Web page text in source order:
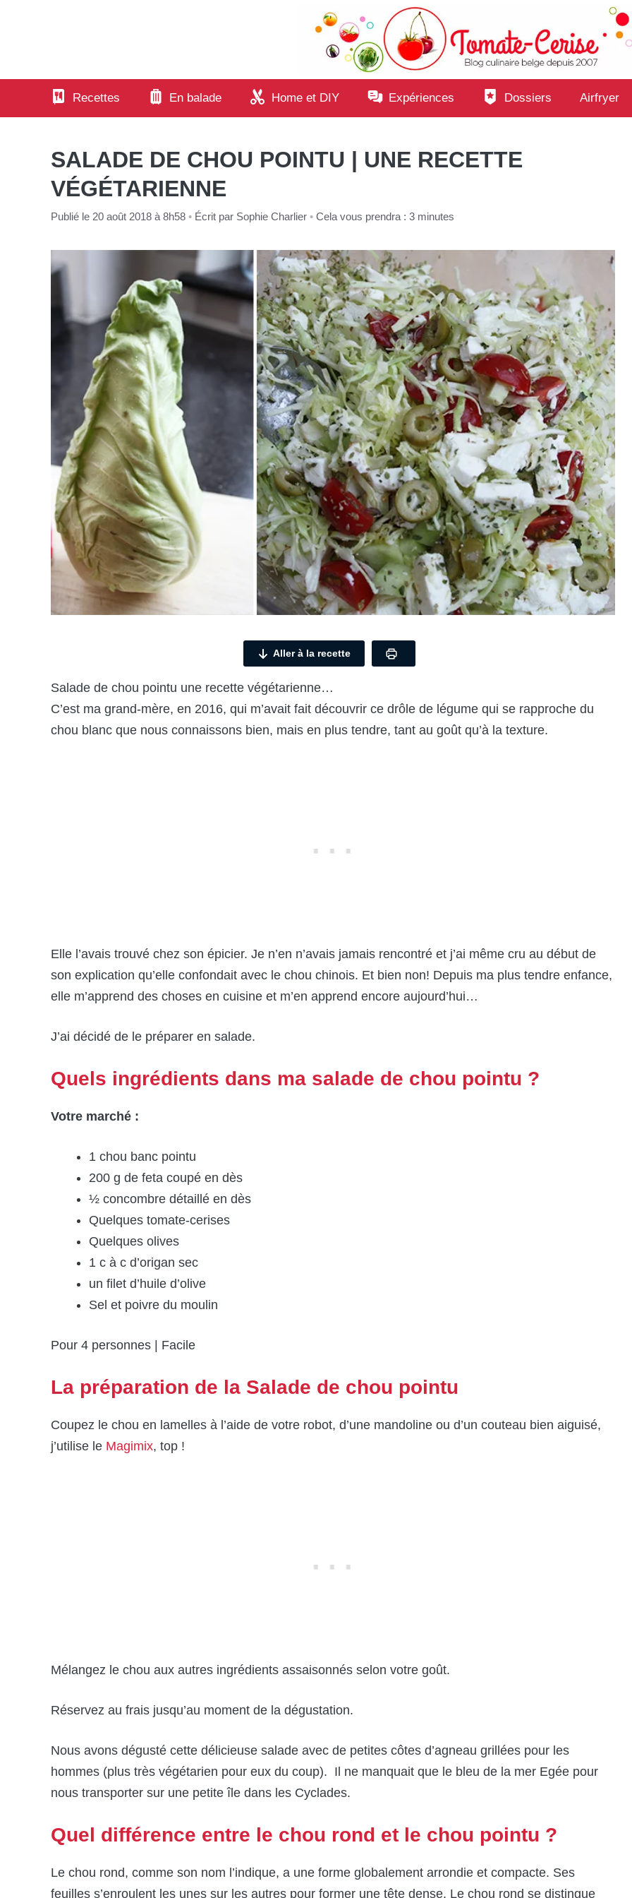
Recettes En balade Home et DIY Expériences Dossiers Airfryer
SALADE DE CHOU POINTU | UNE RECETTE
VÉGÉTARIENNE
Publié le 20 août 2018 à 8h58 • Écrit par Sophie Charlier • Cela vous prendra : 3 minutes
Aller à la recette
Salade de chou pointu une recette végétarienne…
C’est ma grand-mère, en 2016, qui m’avait fait découvrir ce drôle de légume qui se rapproche du
chou blanc que nous connaissons bien, mais en plus tendre, tant au goût qu’à la texture.
Elle l’avais trouvé chez son épicier. Je n’en n’avais jamais rencontré et j’ai même cru au début de
son explication qu’elle confondait avec le chou chinois. Et bien non! Depuis ma plus tendre enfance,
elle m’apprend des choses en cuisine et m’en apprend encore aujourd’hui…
J’ai décidé de le préparer en salade.
Quels ingrédients dans ma salade de chou pointu ?
Votre marché :
1 chou banc pointu
200 g de feta coupé en dès
½ concombre détaillé en dès
Quelques tomate-cerises
Quelques olives
1 c à c d’origan sec
un filet d’huile d’olive
Sel et poivre du moulin
Pour 4 personnes | Facile
La préparation de la Salade de chou pointu
Coupez le chou en lamelles à l’aide de votre robot, d’une mandoline ou d’un couteau bien aiguisé,
j’utilise le Magimix, top !
Mélangez le chou aux autres ingrédients assaisonnés selon votre goût.
Réservez au frais jusqu’au moment de la dégustation.
Nous avons dégusté cette délicieuse salade avec de petites côtes d’agneau grillées pour les
hommes (plus très végétarien pour eux du coup). Il ne manquait que le bleu de la mer Egée pour
nous transporter sur une petite île dans les Cyclades.
Quel différence entre le chou rond et le chou pointu ?
Le chou rond, comme son nom l’indique, a une forme globalement arrondie et compacte. Ses
feuilles s’enroulent les unes sur les autres pour former une tête dense. Le chou rond se distingue